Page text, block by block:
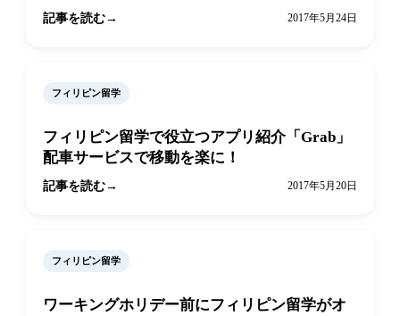
記事を読む 2017年5月24日
フィリピン留学
フィリピン留学で役立つアプリ紹介「Grab」
配車サービスで移動を楽に！
記事を読む 2017年5月20日
フィリピン留学
ワーキングホリデー前にフィリピン留学がオ